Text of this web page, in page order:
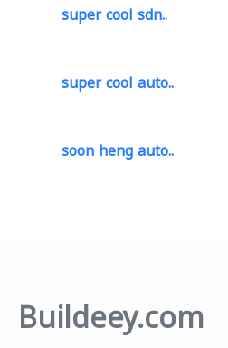
super cool sdn..
super cool auto..
soon heng auto..
Buildeey.com